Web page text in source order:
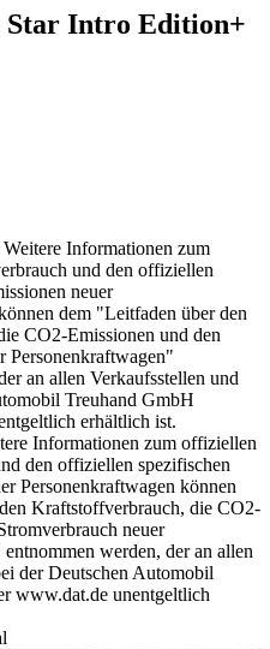
Star Intro Edition+
Weitere Informationen zum
und den offiziellen
neuer
dem "Leitfaden über den
CO2-Emissionen und den
Personenkraftwagen"
an allen Verkaufsstellen und
Treuhand GmbH
erhältlich ist.
Informationen zum offiziellen
den offiziellen spezifischen
Personenkraftwagen können
Kraftstoffverbrauch, die CO2-
neuer
werden, der an allen
der Deutschen Automobil
www.dat.de unentgeltlich